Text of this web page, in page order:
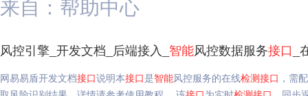
来自：帮助中心
风控引擎_开发文档_后端接入_ 智能风控数据服务接口
网易易盾开发文档接口说明本接口是智能风控服务的在线检测接口 ，需